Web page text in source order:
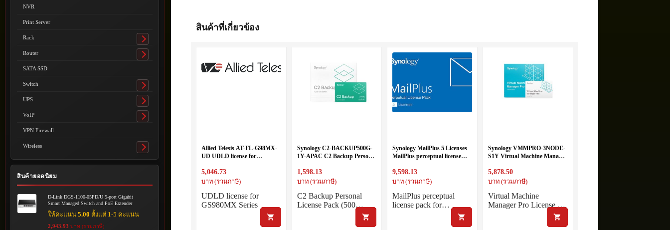
สินค้าที่เกี่ยวข้อง
Allied Telesis AT-FL-G98MX-
UD UDLD license for
5,046.73
บาท (รวมภาษี)
UDLD license for
GS980MX Series
Synology C2-BACKUP500G-
1Y-APAC C2 Backup Personal
1,598.13
บาท (รวมภาษี)
C2 Backup Personal
License Pack (500…
Synology MailPlus 5 Licenses
MailPlus perceptual license
9,598.13
บาท (รวมภาษี)
MailPlus perceptual
license pack for…
Synology VMMPRO-3NODE-
S1Y Virtual Machine Manager
1 year)
5,878.50
บาท (รวมภาษี)
Virtual Machine
Manager Pro License …
NVR
Print Server
Rack
Toggle
submenu
Router
Toggle
SATA SSD
Switch
Toggle
submenu
UPS
Toggle
submenu
VoIP
Toggle
VPN Firewall
Wireless
Toggle
submenu
สินค้ายอดนิยม
D-Link DGS-1100-05PD/U 5-port Gigabit
Smart Managed Switch and PoE Extender
ให้คะแนน5.00 ตั้งแต่ 1-5 คะแนน
2,943.93 บาท (รวมภาษี)